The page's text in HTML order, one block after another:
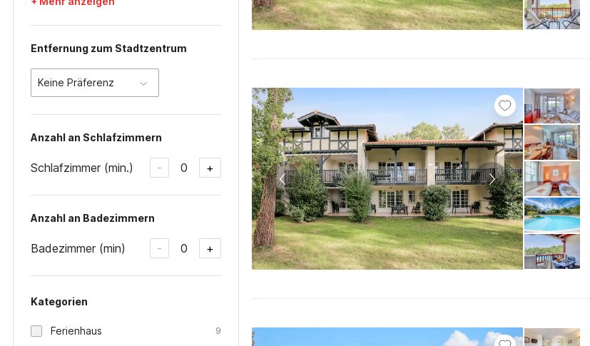
Entfernung zum Stadtzentrum
Keine Präferenz
Anzahl an Schlafzimmern
Schlafzimmer (min.) - 0 +
Anzahl an Badezimmern
Badezimmer (min) - 0 +
Kategorien
Ferienhaus 9